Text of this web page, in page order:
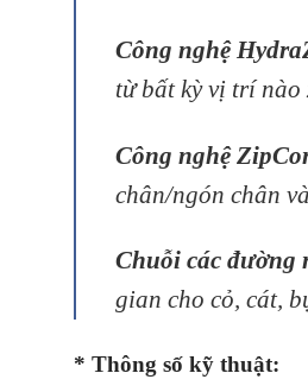
Công nghệ
từ bất kỳ vị trí nào
Công nghệ
chân/ngón chân
Chuỗi các đường
gian cho cỏ, cát,
* Thông số kỹ thuật: